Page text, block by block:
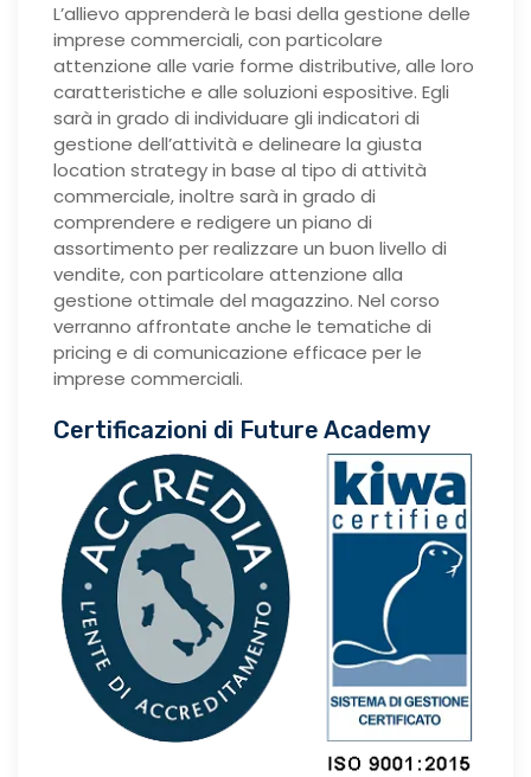
L’allievo apprenderà le basi della gestione delle
imprese commerciali, con particolare
attenzione alle varie forme distributive, alle loro
caratteristiche e alle soluzioni espositive. Egli
sarà in grado di individuare gli indicatori di
gestione dell’attività e delineare la giusta
location strategy in base al tipo di attività
commerciale, inoltre sarà in grado di
comprendere e redigere un piano di
assortimento per realizzare un buon livello di
vendite, con particolare attenzione alla
gestione ottimale del magazzino. Nel corso
verranno affrontate anche le tematiche di
pricing e di comunicazione efficace per le
imprese commerciali.
Certificazioni di Future Academy